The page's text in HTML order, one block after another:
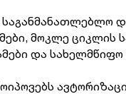
მოკლე ციკლის
და სახელმწიფო